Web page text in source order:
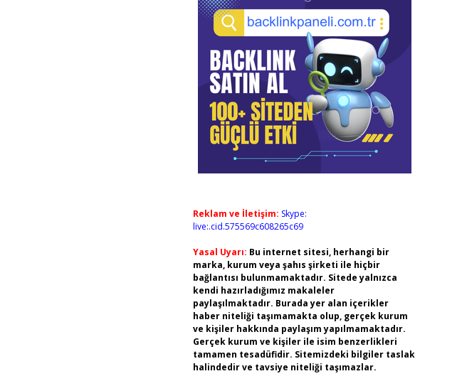
Reklam ve İletişim: Skype:
live:.cid.575569c608265c69
Yasal Uyarı: Bu internet sitesi, herhangi bir
marka, kurum veya şahıs şirketi ile hiçbir
bağlantısı bulunmamaktadır. Sitede yalnızca
kendi hazırladığımız makaleler
paylaşılmaktadır. Burada yer alan içerikler
haber niteliği taşımamakta olup, gerçek kurum
ve kişiler hakkında paylaşım yapılmamaktadır.
Gerçek kurum ve kişiler ile isim benzerlikleri
tamamen tesadüfidir. Sitemizdeki bilgiler taslak
halindedir ve tavsiye niteliği taşımazlar.